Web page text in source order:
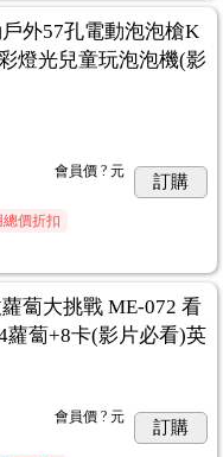
戶外57孔電動泡泡槍K
燈光兒童玩泡泡機(影
會員價 ? 元
訂購
價折扣
蘿蔔大挑戰 ME-072 看
蘿蔔+8卡(影片必看)英
會員價 ? 元
訂購